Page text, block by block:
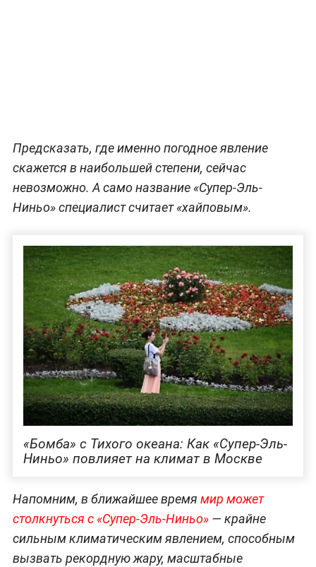
Предсказать, где именно погодное явление
скажется в наибольшей степени, сейчас
невозможно. А само название «Супер-Эль-
Ниньо» специалист считает «хайповым».
«‎Бомба» с Тихого океана: Как «‎Супер-Эль-
Ниньо» повлияет на климат в Москве
Напомним, в ближайшее время мир может
столкнуться с «Супер-Эль-Ниньо»— крайне
сильным климатическим явлением, способным
вызвать рекордную жару, масштабные